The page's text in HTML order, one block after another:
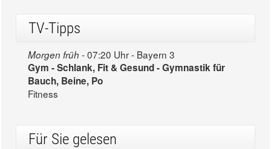
TV-Tipps
Morgen früh -07:20 Uhr - Bayern 3
Gym - Schlank, Fit & Gesund - Gymnastik für
Bauch, Beine, Po
Fitness
Für Sie gelesen